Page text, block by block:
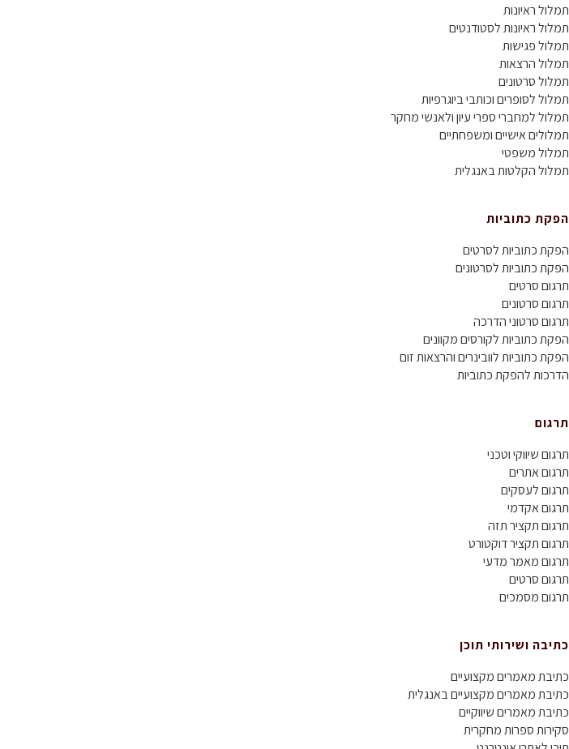
תמלול ראיונות
תמלול ראיונות לסטודנטים
תמלול פגישות
תמלול הרצאות
תמלול סרטונים
תמלול לסופרים וכותבי ביוגרפיות
תמלול למחברי ספרי עיון ולאנשי מחקר
תמלולים אישיים ומשפחתיים
תמלול משפטי
תמלול הקלטות באנגלית
הפקת כתוביות
הפקת כתוביות לסרטים
הפקת כתוביות לסרטונים
תרגום סרטים
תרגום סרטונים
תרגום סרטוני הדרכה
הפקת כתוביות לקורסים מקוונים
הפקת כתוביות לוובינרים והרצאות זום
הדרכות להפקת כתוביות
תרגום
תרגום שיווקי וטכני
תרגום אתרים
תרגום לעסקים
תרגום אקדמי
תרגום תקציר תזה
תרגום תקציר דוקטורט
תרגום מאמר מדעי
תרגום סרטים
תרגום מסמכים
כתיבה ושירותי תוכן
כתיבת מאמרים מקצועיים
כתיבת מאמרים מקצועיים באנגלית
כתיבת מאמרים שיווקיים
סקירות ספרות מחקרית